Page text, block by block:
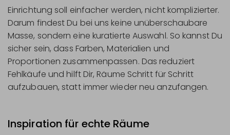
Einrichtung soll einfacher werden, nicht komplizierter.
Darum findest Du bei uns keine unüberschaubare
Masse, sondern eine kuratierte Auswahl. So kannst Du
sicher sein, dass Farben, Materialien und
Proportionen zusammenpassen. Das reduziert
Fehlkäufe und hilft Dir, Räume Schritt für Schritt
aufzubauen, statt immer wieder neu anzufangen.
Inspiration für echte Räume